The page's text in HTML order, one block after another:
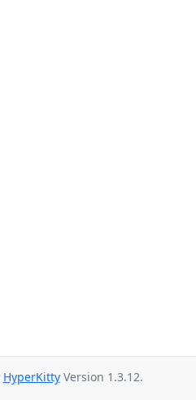
HyperKittyVersion 1.3.12.